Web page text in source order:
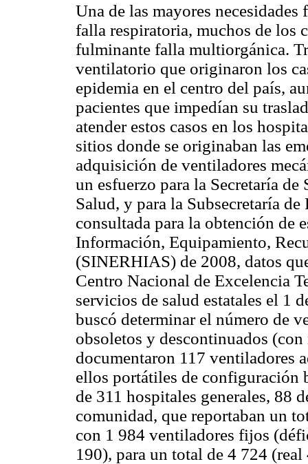
Una de las mayores
falla respiratoria, muchos de los
fulminante falla multiorgánica.
ventilatorio que originaron los
epidemia en el centro del país,
pacientes que impedían su
atender estos casos en los
sitios donde se originaban las
adquisición de ventiladores
un esfuerzo para la Secretaría de
Salud, y para la Subsecretaría
consultada para la obtención de
Información, Equipamiento,
(SINERHIAS) de 2008, datos
Centro Nacional de Excelencia
servicios de salud estatales el 1
buscó determinar el número de
obsoletos y descontinuados
documentaron 117 ventiladores
ellos portátiles de configuración
de 311 hospitales generales, 88
comunidad, que reportaban un
con 1 984 ventiladores fijos
190), para un total de 4 724